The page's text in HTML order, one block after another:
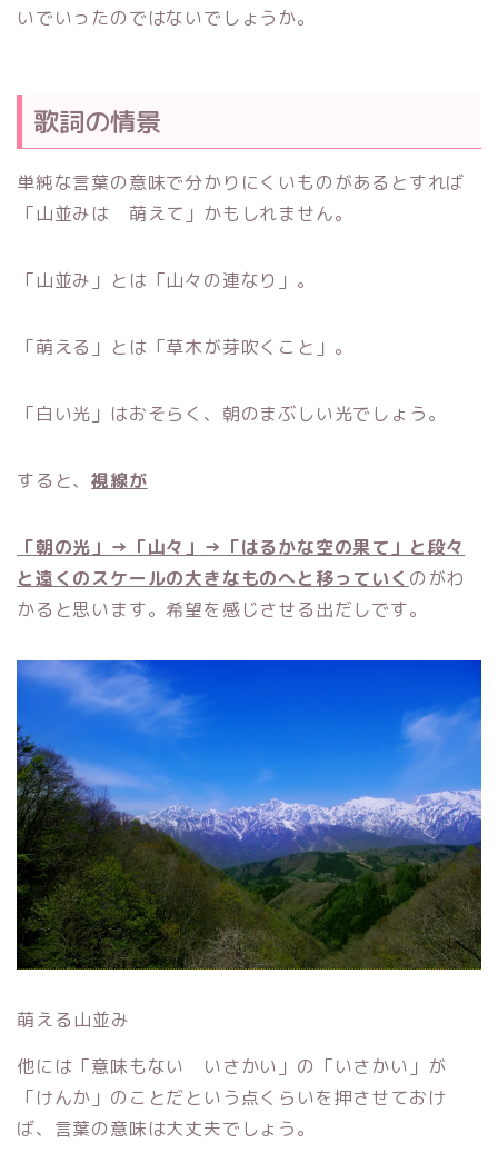
いでいったのではないでしょうか。
歌詞の情景
単純な言葉の意味で分かりにくいものがあるとすれば
「山並みは 萌えて」かもしれません。
「山並み」とは「山々の連なり」。
「萌える」とは「草木が芽吹くこと」。
「白い光」はおそらく、朝のまぶしい光でしょう。
すると、視線が
「朝の光」→「山々」→「はるかな空の果て」と段々
と遠くのスケールの大きなものへと移っていく のがわ
かると思います。希望を感じさせる出だしです。
萌える山並み
他には「意味もない いさかい」の「いさかい」が
「けんか」のことだという点くらいを押させておけ
ば、言葉の意味は大丈夫でしょう。